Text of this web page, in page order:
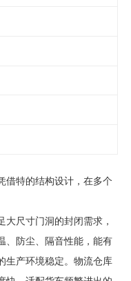
借特的结构设计，在多个
尺寸门洞的封闭需求，
、防尘、隔音性能，能有
生产环境稳定。物流仓库